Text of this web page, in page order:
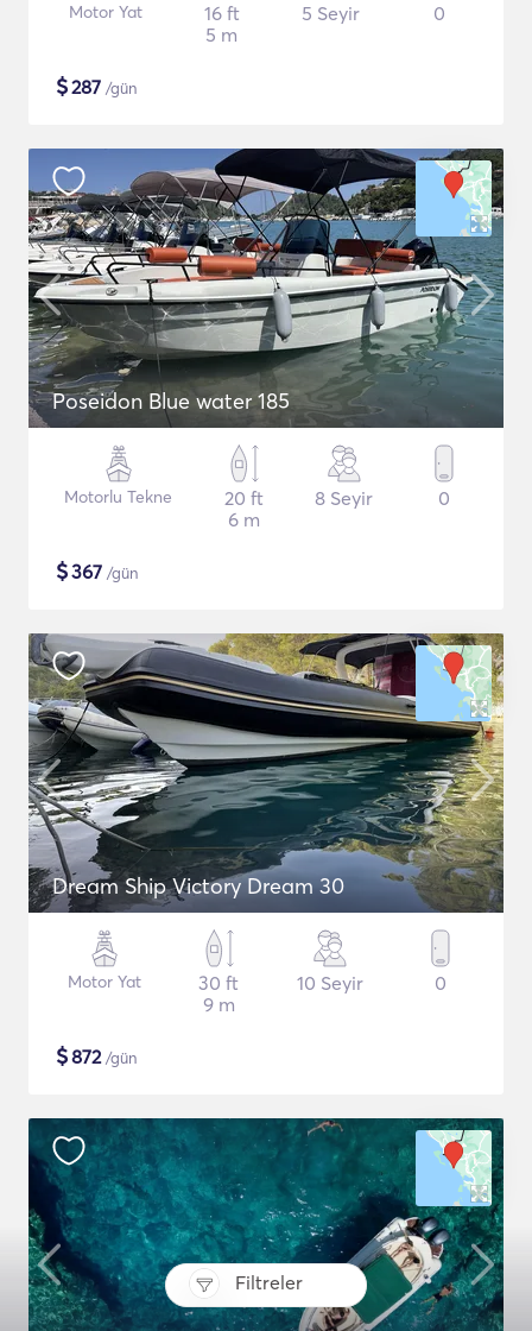
Filtreler
Motor Yat
16 ft
5 m
5 Seyir 0
$287 /gün
Poseidon Blue water 185
Motorlu Tekne
20 ft
6 m
8 Seyir 0
$367 /gün
Dream Ship Victory Dream 30
Motor Yat
30 ft
9 m
10 Seyir 0
$872/gün